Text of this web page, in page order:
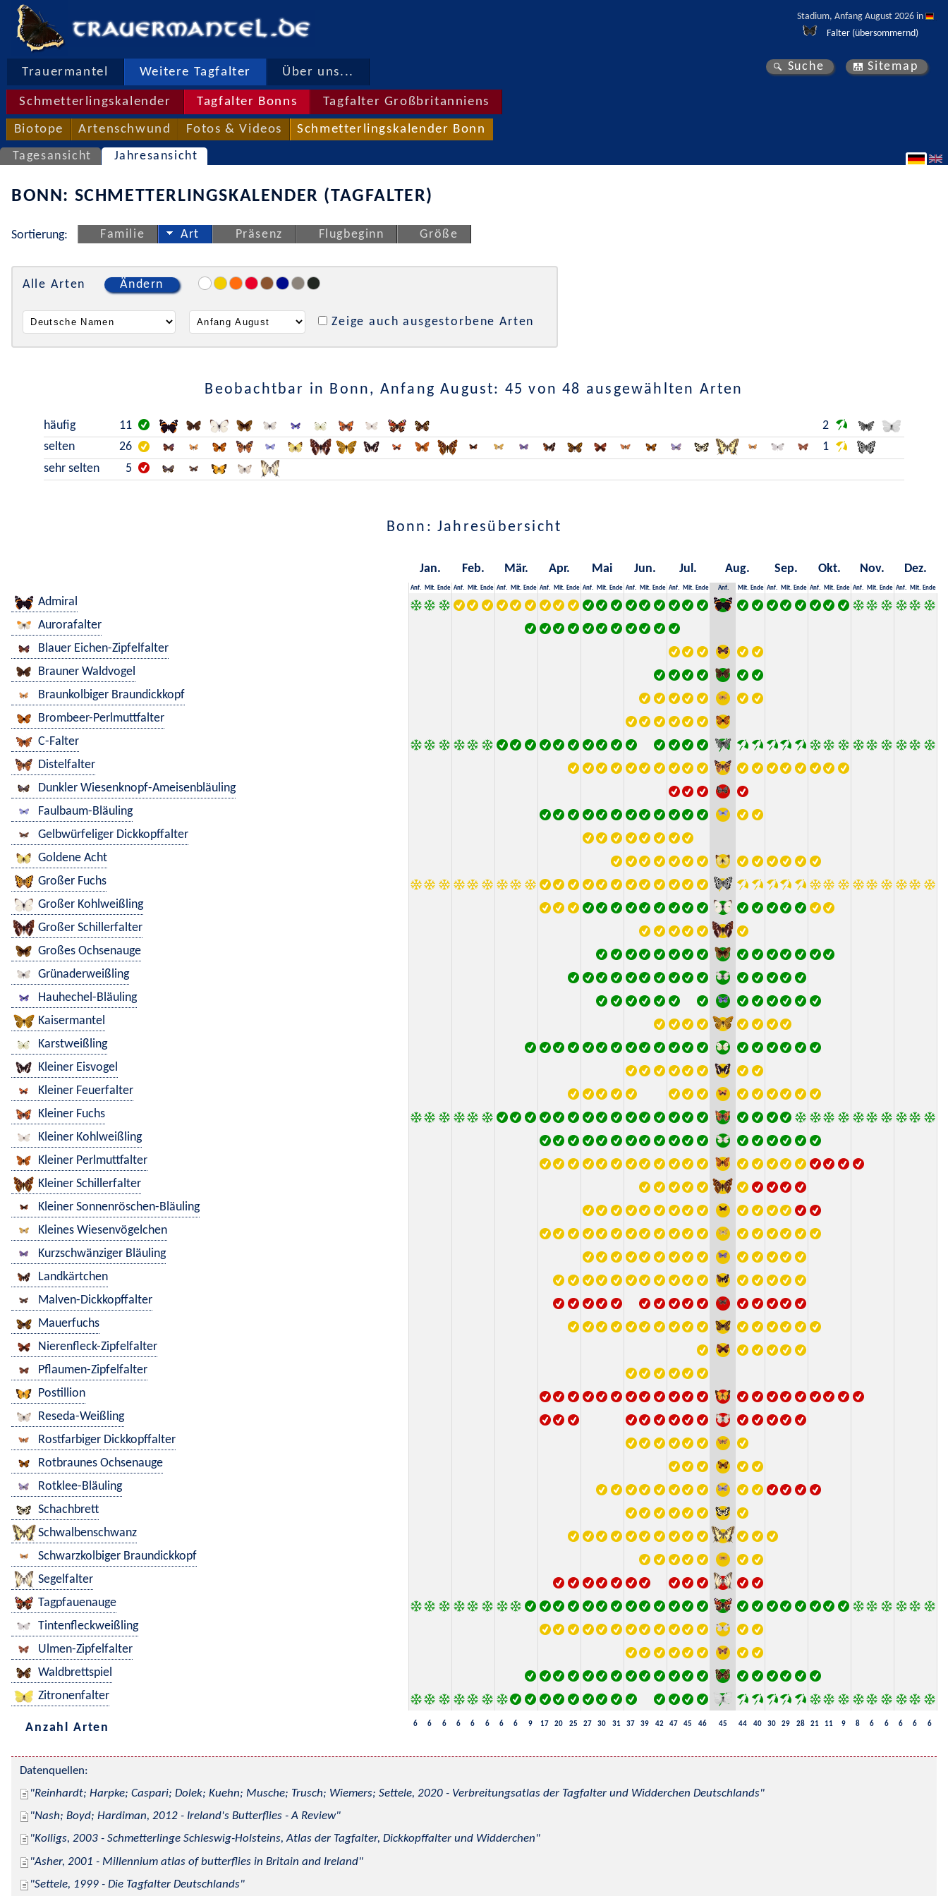
Stadium, Anfang August 2026 in
Falter (übersommernd)
Trauermantel Weitere Tagfalter Über uns...
Schmetterlingskalender Tagfalter Bonns Tagfalter Großbritanniens
Biotope Artenschwund Fotos & Videos Schmetterlingskalender Bonn
Suche Sitemap
Tagesansicht Jahresansicht
BONN: SCHMETTERLINGSKALENDER (TAGFALTER)
Sortierung: Familie Art Präsenz Flugbeginn Größe
Alle Arten Ändern
Zeige auch ausgestorbene Arten
Beobachtbar in Bonn, Anfang August: 45 von 48 ausgewählten Arten
häufig 11
2
selten
26
1
sehr selten
5
Bonn: Jahresübersicht
Jan. Feb. Mär. Apr. Mai Jun. Jul. Aug. Sep. Okt. Nov. Dez.
Anf. Mit. Ende Anf. Mit. Ende Anf. Mit. Ende Anf. Mit. Ende Anf. Mit. Ende Anf. Mit. Ende Anf. Mit. Ende Anf. Mit. Ende Anf. Mit. Ende Anf. Mit. Ende Anf. Mit. Ende Anf. Mit. Ende
Admiral
Aurorafalter
Blauer Eichen-Zipfelfalter
Brauner Waldvogel
Braunkolbiger Braundickkopf
Brombeer-Perlmuttfalter
C-Falter
Distelfalter
Dunkler Wiesenknopf-Ameisenbläuling
Faulbaum-Bläuling
Gelbwürfeliger Dickkopffalter
Goldene Acht
Großer Fuchs
Großer Kohlweißling
Großer Schillerfalter
Großes Ochsenauge
Grünaderweißling
Hauhechel-Bläuling
Kaisermantel
Karstweißling
Kleiner Eisvogel
Kleiner Feuerfalter
Kleiner Fuchs
Kleiner Kohlweißling
Kleiner Perlmuttfalter
Kleiner Schillerfalter
Kleiner Sonnenröschen-Bläuling
Kleines Wiesenvögelchen
Kurzschwänziger Bläuling
Landkärtchen
Malven-Dickkopffalter
Mauerfuchs
Nierenfleck-Zipfelfalter
Pflaumen-Zipfelfalter
Postillion
Reseda-Weißling
Rostfarbiger Dickkopffalter
Rotbraunes Ochsenauge
Rotklee-Bläuling
Schachbrett
Schwalbenschwanz
Schwarzkolbiger Braundickkopf
Segelfalter
Tagpfauenauge
Tintenfleckweißling
Ulmen-Zipfelfalter
Waldbrettspiel
Zitronenfalter
Anzahl Arten 6 6 6 6 6 6 6 6 9 17 20 25 27 30 31 37 39 42 47 45 46 45 44 40 30 29 28 21 11 9 8 6 6 6 6 6
Datenquellen:
Reinhardt; Harpke; Caspari; Dolek; Kuehn; Musche; Trusch; Wiemers; Settele, 2020 - Verbreitungsatlas der Tagfalter und Widderchen Deutschlands
Nash; Boyd; Hardiman, 2012 - Ireland's Butterflies - A Review
Kolligs, 2003 - Schmetterlinge Schleswig-Holsteins, Atlas der Tagfalter, Dickkopffalter und Widderchen
Asher, 2001 - Millennium atlas of butterflies in Britain and Ireland
Settele, 1999 - Die Tagfalter Deutschlands